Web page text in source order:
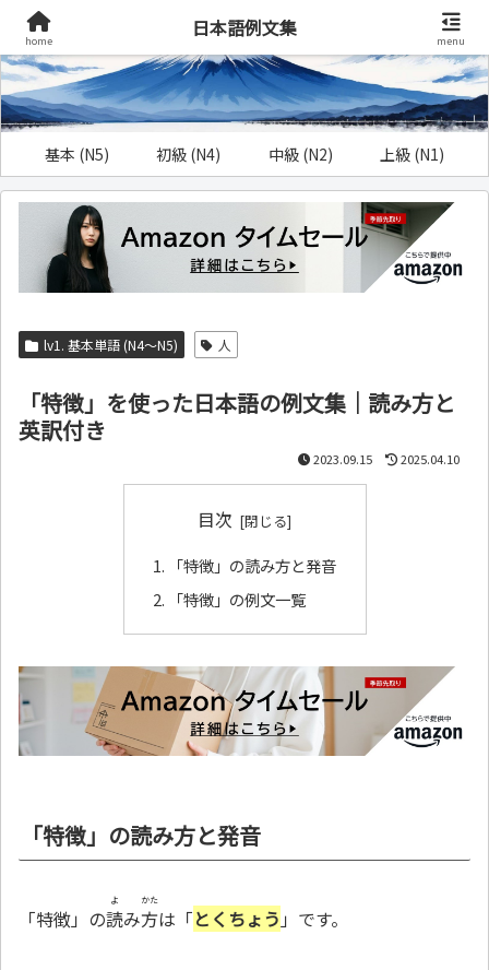
基本 (N5) 初級 (N4) 中級 (N2) 上級 (N1)
lv1. 基本単語 (N4～N5) 人
「特徴」を使った日本語の例文集｜読み方と
英訳付き
2023.09.15 2025.04.10
目次
「特徴」の読み方と発音
「特徴」の例文一覧
「特徴」の読み方と発音
「特徴」の読
よ
み方
かた
は「とくちょう 」です。
home
日本語例文集
menu